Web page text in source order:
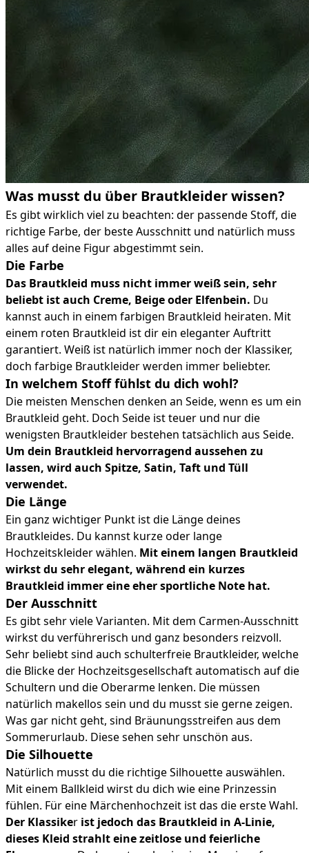
Was musst du über Brautkleider wissen?
Es gibt wirklich viel zu beachten: der passende Stoff, die
richtige Farbe, der beste Ausschnitt und natürlich muss
alles auf deine Figur abgestimmt sein.
Die Farbe
Das Brautkleid muss nicht immer weiß sein, sehr
beliebt ist auch Creme, Beige oder Elfenbein. Du
kannst auch in einem farbigen Brautkleid heiraten. Mit
einem roten Brautkleid ist dir ein eleganter Auftritt
garantiert. Weiß ist natürlich immer noch der Klassiker,
doch farbige Brautkleider werden immer beliebter.
In welchem Stoff fühlst du dich wohl?
Die meisten Menschen denken an Seide, wenn es um ein
Brautkleid geht. Doch Seide ist teuer und nur die
wenigsten Brautkleider bestehen tatsächlich aus Seide.
Um dein Brautkleid hervorragend aussehen zu
lassen, wird auch Spitze, Satin, Taft und Tüll
verwendet.
Die Länge
Ein ganz wichtiger Punkt ist die Länge deines
Brautkleides. Du kannst kurze oder lange
Hochzeitskleider wählen. Mit einem langen Brautkleid
wirkst du sehr elegant, während ein kurzes
Brautkleid immer eine eher sportliche Note hat.
Der Ausschnitt
Es gibt sehr viele Varianten. Mit dem Carmen-Ausschnitt
wirkst du verführerisch und ganz besonders reizvoll.
Sehr beliebt sind auch schulterfreie Brautkleider, welche
die Blicke der Hochzeitsgesellschaft automatisch auf die
Schultern und die Oberarme lenken. Die müssen
natürlich makellos sein und du musst sie gerne zeigen.
Was gar nicht geht, sind Bräunungsstreifen aus dem
Sommerurlaub. Diese sehen sehr unschön aus.
Die Silhouette
Natürlich musst du die richtige Silhouette auswählen.
Mit einem Ballkleid wirst du dich wie eine Prinzessin
fühlen. Für eine Märchenhochzeit ist das die erste Wahl.
Der Klassiker ist jedoch das Brautkleid in A-Linie,
dieses Kleid strahlt eine zeitlose und feierliche